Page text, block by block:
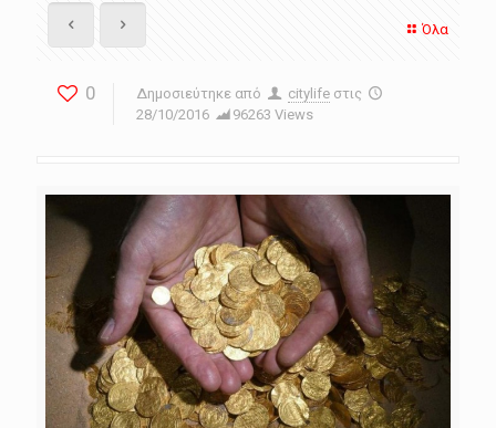
Όλα
0 Δημοσιεύτηκε από citylife στις
28/10/2016
96263 Views